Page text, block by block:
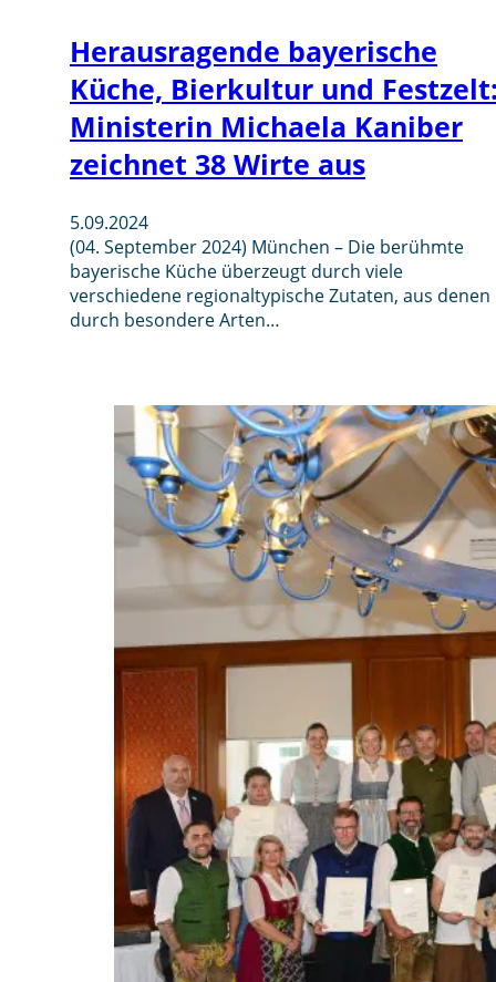
Herausragende bayerische
Küche, Bierkultur und
Ministerin Michaela Kaniber
zeichnet 38 Wirte aus
5.09.2024
(04. September 2024) München – Die berühmte
bayerische Küche überzeugt durch viele
verschiedene regionaltypische Zutaten, aus denen
durch besondere Arten…